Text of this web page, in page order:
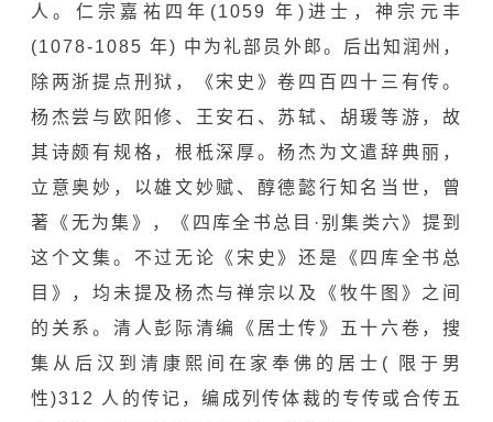
人。仁宗嘉祐四年(1059 年)进士，神宗元丰
(1078-1085 年) 中为礼部员外郎。后出知润州，
除两浙提点刑狱，《宋史》卷四百四十三有传。
杨杰尝与 欧阳修 、 王安石 、苏轼、胡瑗等游，故
其诗颇有规格，根柢深厚。杨杰为文遣辞典丽，
立意奥妙，以雄文妙赋、醇德懿行知名当世，曾
著《无为集》，《四库全书总目·别集类六》提到
这个文集。不过无论《宋史》还是《四库全书总
目》，均未提及杨杰与禅宗以及《牧牛图》之间
的关系。清人彭际清编《居士传》五十六卷，搜
集从后汉到清康熙间在家奉佛的居士( 限于男
性)312 人的传记，编成列传体裁的专传或合传五